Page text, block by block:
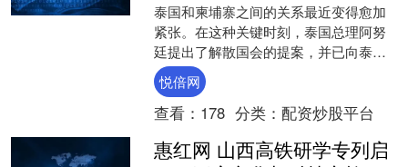
泰国和柬埔寨之间的关系最近变得愈加
紧张。在这种关键时刻，泰国总理阿努
廷提出了解散国会的提案，并已向泰国
国王玛哈提交了御令草案，等待最终批
准。然而，阿努廷提出解散....
悦倍网
查看： 178 分类： 配资炒股平台
惠红网 山西高铁研学专列启